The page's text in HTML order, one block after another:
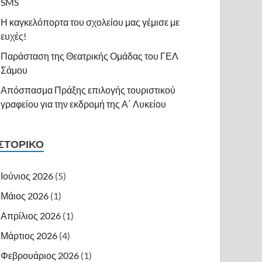
SMS
Η καγκελόπορτα του σχολείου μας γέμισε με
ευχές!
Παράσταση της Θεατρικής Ομάδας του ΓΕΛ
Σάμου
Απόσπασμα Πράξης επιλογής τουριστικού
γραφείου για την εκδρομή της Α΄ Λυκείου
Ιούνιος 2026 (5)
Μάιος 2026 (1)
Απρίλιος 2026 (1)
Μάρτιος 2026 (4)
Φεβρουάριος 2026 (1)